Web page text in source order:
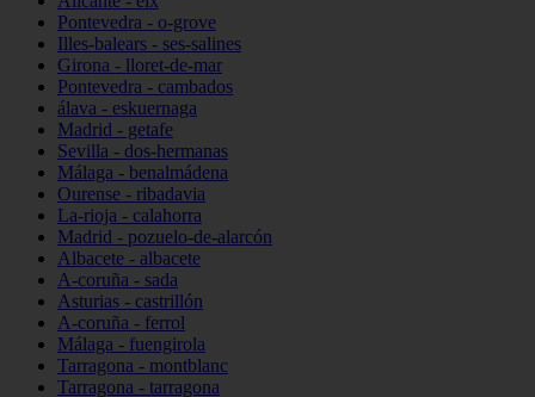
Pontevedra - o-grove
Illes-balears - ses-salines
Girona - lloret-de-mar
Pontevedra - cambados
álava - eskuernaga
Madrid - getafe
Sevilla - dos-hermanas
Málaga - benalmádena
Ourense - ribadavia
La-rioja - calahorra
Madrid - pozuelo-de-alarcón
Albacete - albacete
A-coruña - sada
Asturias - castrillón
A-coruña - ferrol
Málaga - fuengirola
Tarragona - montblanc
Tarragona - tarragona